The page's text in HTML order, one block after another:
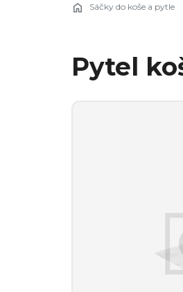
Sáčky do koše a pytle
Pytel